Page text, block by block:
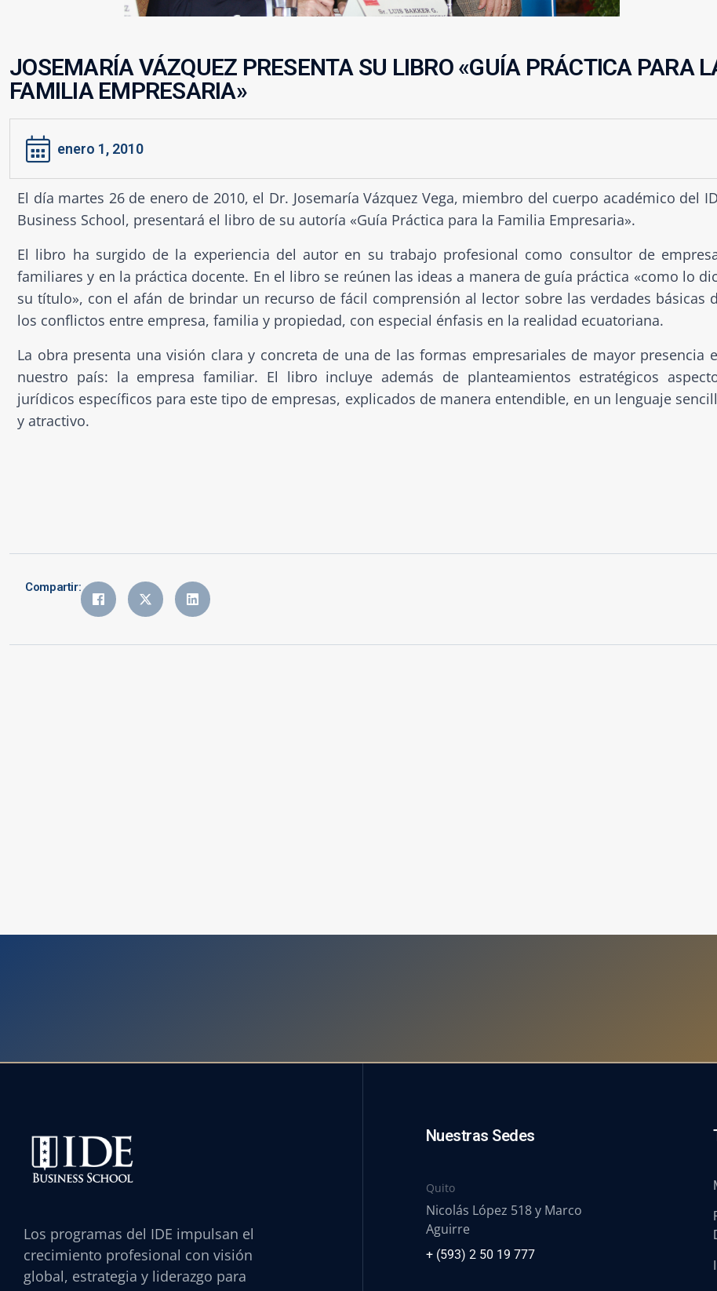
JOSEMARÍA VÁZQUEZ PRESENTA SU LIBRO «GUÍA PRÁCTICA PARA
FAMILIA EMPRESARIA»
enero 1, 2010
El día martes 26 de enero de 2010, el Dr. Josemaría Vázquez Vega, miembro del cuerpo académico del
Business School, presentará el libro de su autoría «Guía Práctica para la Familia Empresaria».
El libro ha surgido de la experiencia del autor en su trabajo profesional como consultor de
familiares y en la práctica docente. En el libro se reúnen las ideas a manera de guía práctica «como lo
su título», con el afán de brindar un recurso de fácil comprensión al lector sobre las verdades básicas
los conflictos entre empresa, familia y propiedad, con especial énfasis en la realidad ecuatoriana.
La obra presenta una visión clara y concreta de una de las formas empresariales de mayor presencia
nuestro país: la empresa familiar. El libro incluye además de planteamientos estratégicos
jurídicos específicos para este tipo de empresas, explicados de manera entendible, en un lenguaje
y atractivo.
Compartir:
Los programas del IDE impulsan el
crecimiento profesional con visión
global, estrategia y liderazgo para
Nuestras Sedes
Quito
Nicolás López 518 y Marco
Aguirre
+ (593) 2 50 19 777